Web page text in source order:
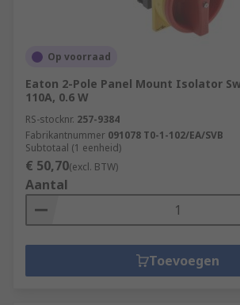
Op voorraad
Eaton 2-Pole Panel Mount Isolator
110A, 0.6 W
RS-stocknr. 257-9384
Fabrikantnummer 091078 T0-1-102/EA/SVB
Subtotaal (1 eenheid)
€ 50,70(excl. BTW)
Aantal
Toevoegen